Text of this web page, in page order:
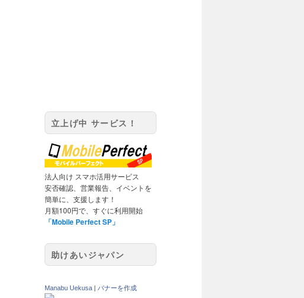
立上げ中 サービス！
法人向け スマホ活用サービス
安否確認、営業報告、イベントを
簡単に、支援します！
月額100円で、すぐに利用開始
「Mobile Perfect SP」
助けあいジャパン
Manabu Uekusa バナーを作成